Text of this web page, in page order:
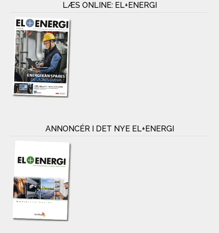
LÆS ONLINE: EL+ENERGI
ANNONCÉR I DET NYE EL+ENERGI